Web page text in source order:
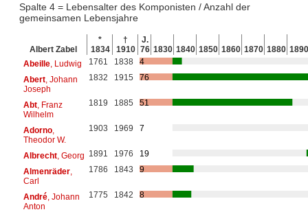
Spalte 4 = Lebensalter des Komponisten / Anzahl der
gemeinsamen Lebensjahre
Albert Zabel
*
1834
†
1910
J.
76 1830 1840 1850 1860 1870 1880 1890
Abeille, Ludwig 1761 1838
4
Abert, Johann
Joseph
1832 1915 76
Abt, Franz
Wilhelm
1819 1885 51
Adorno,
Theodor W.
1903 1969 7
Albrecht, Georg 1891 1976
19
Almenräder,
Carl
1786 1843 9
André, Johann
Anton
1775 1842 8